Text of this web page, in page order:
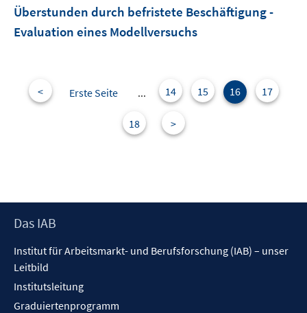
Überstunden durch befristete Beschäftigung -
Evaluation eines Modellversuchs
< Erste Seite ... 14 15 16 17
18 >
Footer
Das IAB
Institut für Arbeitsmarkt- und Berufsforschung (IAB) – unser
Leitbild
Institutsleitung
Graduiertenprogramm